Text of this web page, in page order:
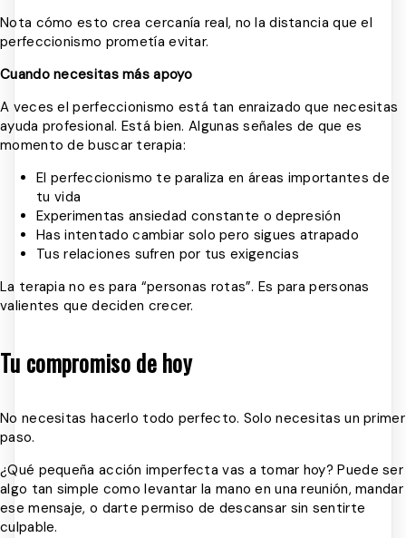
Nota cómo esto crea cercanía real, no la distancia que el
perfeccionismo prometía evitar.
Cuando necesitas más apoyo
A veces el perfeccionismo está tan enraizado que necesitas
ayuda profesional. Está bien. Algunas señales de que es
momento de buscar terapia:
El perfeccionismo te paraliza en áreas importantes de
tu vida
Experimentas ansiedad constante o depresión
Has intentado cambiar solo pero sigues atrapado
Tus relaciones sufren por tus exigencias
La terapia no es para “personas rotas”. Es para personas
valientes que deciden crecer.
Tu compromiso de hoy
No necesitas hacerlo todo perfecto. Solo necesitas un primer
paso.
¿Qué pequeña acción imperfecta vas a tomar hoy? Puede ser
algo tan simple como levantar la mano en una reunión, mandar
ese mensaje, o darte permiso de descansar sin sentirte
culpable.